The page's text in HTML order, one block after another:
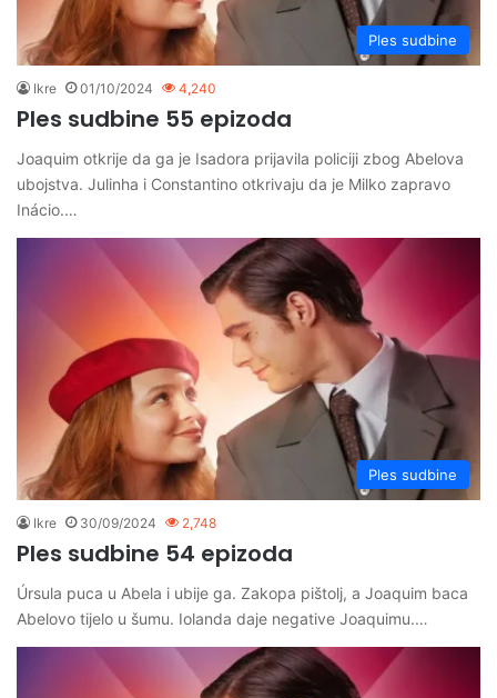
Ples sudbine
Ikre 01/10/2024 4,240
Ples sudbine 55 epizoda
Joaquim otkrije da ga je Isadora prijavila policiji zbog Abelova
ubojstva. Julinha i Constantino otkrivaju da je Milko zapravo
Inácio.…
Ples sudbine
Ikre 30/09/2024 2,748
Ples sudbine 54 epizoda
Úrsula puca u Abela i ubije ga. Zakopa pištolj, a Joaquim baca
Abelovo tijelo u šumu. Iolanda daje negative Joaquimu.…